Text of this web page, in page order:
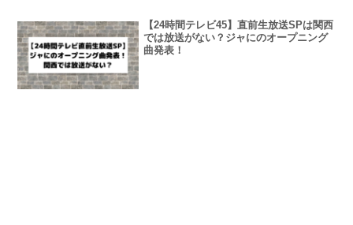
【24時間テレビ45】直前生放送SPは関西
では放送がない？ジャにのオープニング
曲発表！